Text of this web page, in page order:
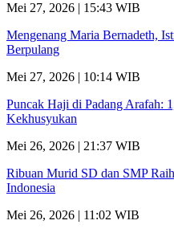
Mei 27, 2026 | 15:43 WIB
Mengenang Maria Bernadeth,
Berpulang
Mei 27, 2026 | 10:14 WIB
Puncak Haji di Padang Arafah:
Kekhusyukan
Mei 26, 2026 | 21:37 WIB
Ribuan Murid SD dan SMP
Indonesia
Mei 26, 2026 | 11:02 WIB